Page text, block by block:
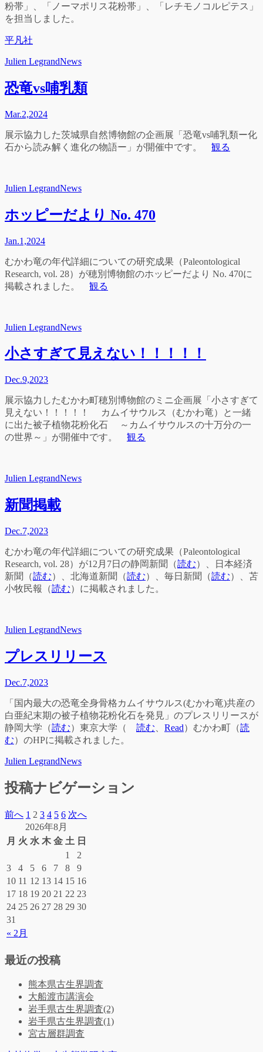
粉帯」、「ノーマポリス花粉帯」、「レチモノコルピテス」
を担当しました。
平凡社
Julien LegrandNews
恐竜vs哺乳類
Mar.2,2024
展示協力した茨城県自然博物館の企画展「恐竜vs哺乳類ー化
石から読み解く進化の物語ー」が開催中です。 観る
Julien LegrandNews
ホッピーだより No. 470
Jan.1,2024
むかわ竜の年代詳細についての研究成果（Paleontological
Research, vol. 28）が穂別博物館のホッピーだより No. 470に
掲載されました。 観る
Julien LegrandNews
小さすぎて見えない！！！！！
Dec.9,2023
展示協力したむかわ町穂別博物館のミニ企画展「小さすぎて
見えない！！！！！ カムイサウルス（むかわ竜）と一緒
に出た被子植物花粉化石 ～カムイサウルスの十万分の一
の世界～」が開催中です。 観る
Julien LegrandNews
新聞掲載
Dec.7,2023
むかわ竜の年代詳細についての研究成果（Paleontological
Research, vol. 28）が12月7日の静岡新聞（読む）、日本経済
新聞（読む）、北海道新聞（読む）、毎日新聞（読む）、苫
小牧民報（読む）に掲載されました。
Julien LegrandNews
プレスリリース
Dec.7,2023
「国内最大の恐竜全身骨格カムイサウルス(むかわ竜)共産の
白亜紀末期の被子植物花粉化石を発見」のプレスリリースが
静岡大学（読む）東京大学（ 読む Read）むかわ町（読
む）のHPに掲載されました。
Julien LegrandNews
投稿ナビゲーション
前へ 1 2 3 4 5 6 次へ
2026年8月
月 火 水 木 金 土 日
« 2月
1
2
3
4 5 6 7 8
9
10 11 12 13 14 15 16
17 18 19 20 21 22 23
24 25 26 27 28 29 30
31
最近の投稿
熊本県古生界調査
大船渡市講演会
岩手県古生界調査(2)
岩手県古生界調査(1)
宮古層群調査